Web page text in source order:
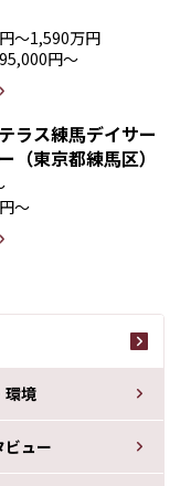
環境
ビュー
〜1,590万円
円〜
ラス練馬デイサー
（東京都練馬区）
〜